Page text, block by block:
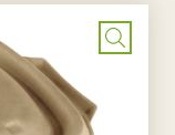
setzen
/
Bild